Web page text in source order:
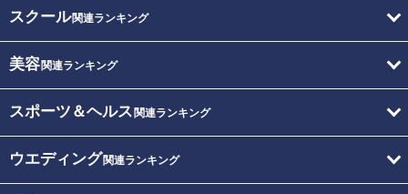
スクール関連ランキング
美容関連ランキング
スポーツ＆ヘルス 関連ランキング
ウエディング関連ランキング